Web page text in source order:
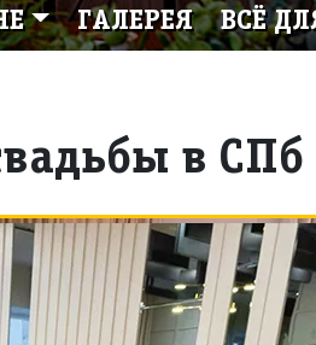
ГАЛЕРЕЯ ВСЁ
в СПб